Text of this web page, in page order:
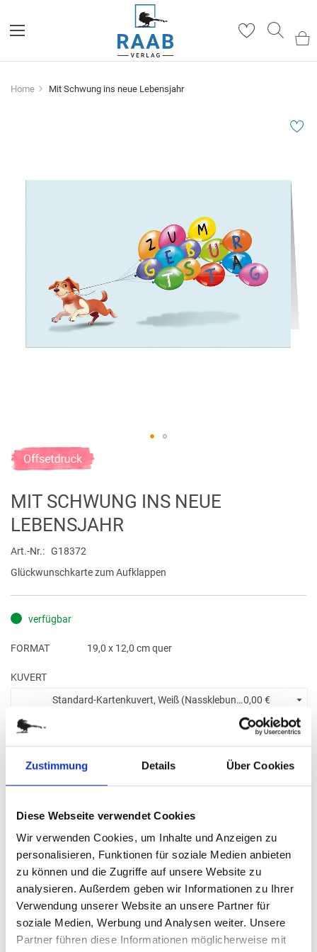
Zustimmung Details Über Cookies
Diese Webseite verwendet Cookies
Wir verwenden Cookies, um Inhalte und Anzeigen zu
personalisieren, Funktionen für soziale Medien anbieten
zu können und die Zugriffe auf unsere Website zu
analysieren. Außerdem geben wir Informationen zu Ihrer
Verwendung unserer Website an unsere Partner für
soziale Medien, Werbung und Analysen weiter. Unsere
Partner führen diese Informationen möglicherweise mit
Home Mit Schwung ins neue Lebensjahr
springen
Zum
Anfang
Bildergalerie
springen
MIT SCHWUNG INS NEUE
LEBENSJAHR
Art.-Nr.
G18372
Glückwunschkarte zum Aufklappen
verfügbar
FORMAT 19,0 x 12,0 cm quer
KUVERT
Standard-Kartenkuvert, Weiß (Nassklebung) +0,00 €
BITTE WÄHLEN SIE:
Menge eingeben
Die Mindestbestellmenge dieses Artikels ist 5.
8,20 €
inkl. MwSt. zzgl. MwSt.
Staffelpreise ab0,61 € |
zzgl. MwSt., zzgl. Versandkosten